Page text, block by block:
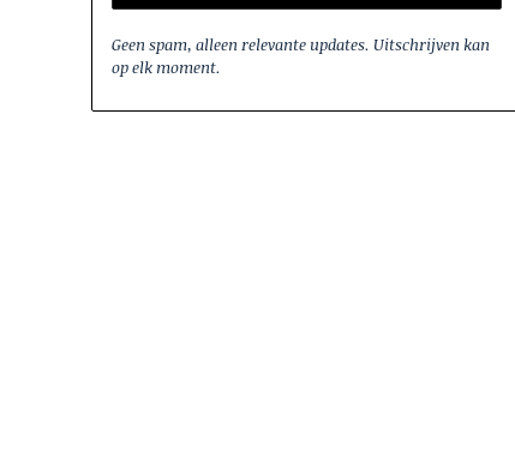
Geen spam, alleen relevante updates. Uitschrijven kan
op elk moment.